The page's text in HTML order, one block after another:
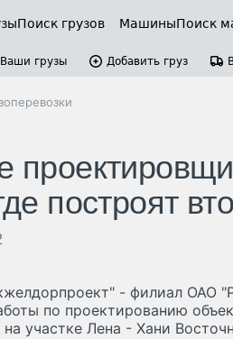
Поиск грузов МашиныПоиск
Ваши грузы Добавить груз
построят
- филиал ОАО
по проектированию
на участке Лена - Хани